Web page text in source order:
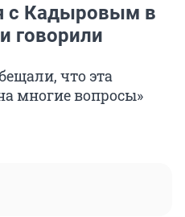
с Кадыровым в
говорили
что эта
многие вопросы»